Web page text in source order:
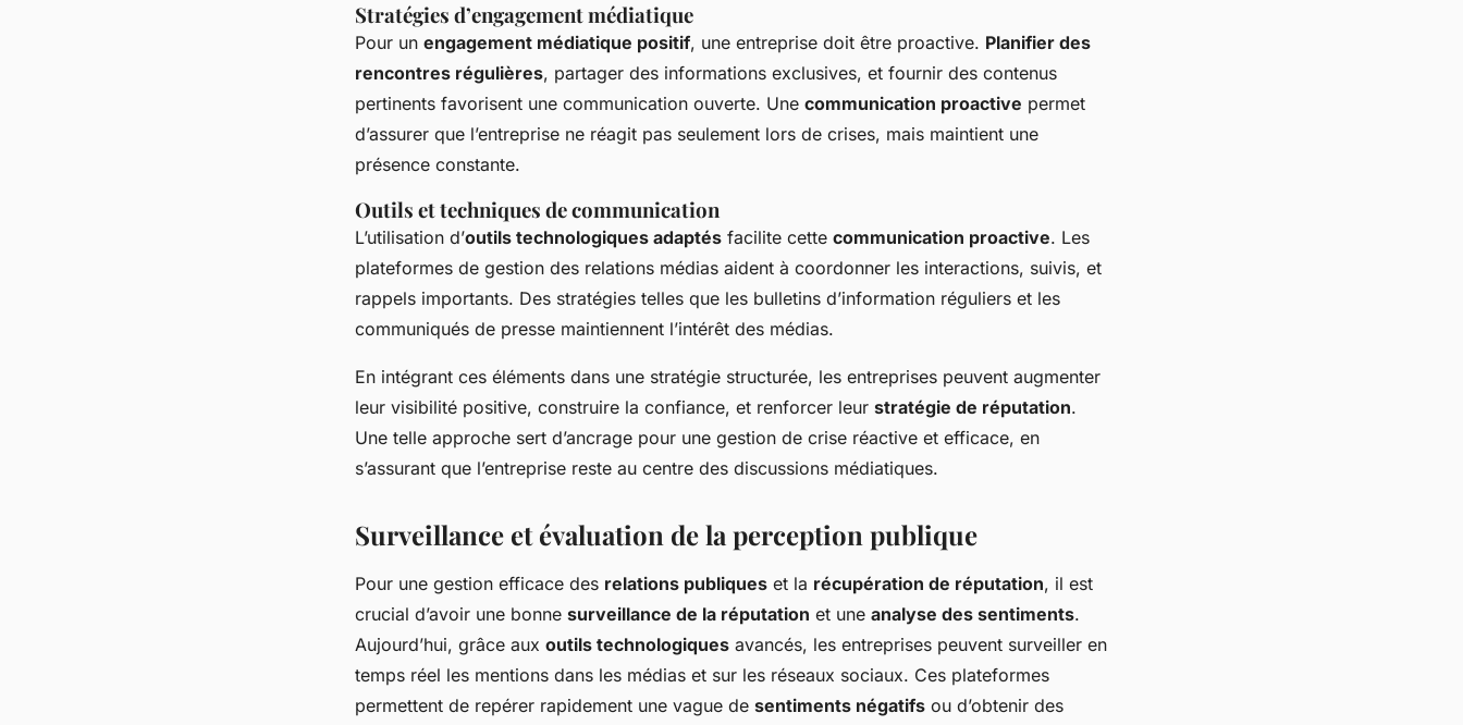
Stratégies d’engagement médiatique
Pour un engagement médiatique positif, une entreprise doit être proactive. Planifier des
rencontres régulières, partager des informations exclusives, et fournir des contenus
pertinents favorisent une communication ouverte. Une communication proactive permet
d’assurer que l’entreprise ne réagit pas seulement lors de crises, mais maintient une
présence constante.
Outils et techniques de communication
L’utilisation d’outils technologiques adaptés facilite cette communication proactive. Les
plateformes de gestion des relations médias aident à coordonner les interactions, suivis, et
rappels importants. Des stratégies telles que les bulletins d’information réguliers et les
communiqués de presse maintiennent l’intérêt des médias.
En intégrant ces éléments dans une stratégie structurée, les entreprises peuvent augmenter
leur visibilité positive, construire la confiance, et renforcer leur stratégie de réputation.
Une telle approche sert d’ancrage pour une gestion de crise réactive et efficace, en
s’assurant que l’entreprise reste au centre des discussions médiatiques.
Surveillance et évaluation de la perception publique
Pour une gestion efficace des relations publiques et la récupération de réputation, il est
crucial d’avoir une bonne surveillance de la réputation et une analyse des sentiments.
Aujourd’hui, grâce aux outils technologiques avancés, les entreprises peuvent surveiller en
temps réel les mentions dans les médias et sur les réseaux sociaux. Ces plateformes
permettent de repérer rapidement une vague de sentiments négatifs ou d’obtenir des